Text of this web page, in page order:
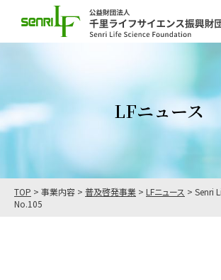
LFニュース
TOP > 事業内容 > 普及啓発事業 > LFニュース > Senri
No.105